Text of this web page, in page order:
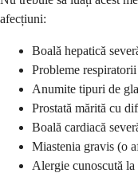
afecțiuni:
Boală hepatică
Probleme
Anumite tipuri de
Prostată mărită cu
Boală cardiacă
Miastenia gravis (o
Alergie cunoscută